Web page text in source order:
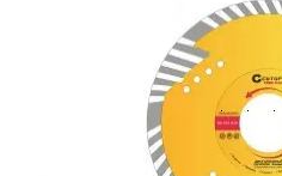
политикой обработки
ознакомлен(-а) и даю
персональных данных